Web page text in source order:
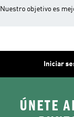
Nuestro objetivo es
Iniciar
ÚNETE